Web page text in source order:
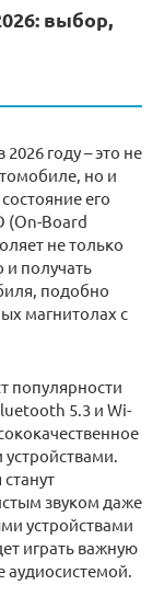
выбор,
году – это не
но и
его
(On-Board
не только
и получать
подобно
магнитолах с
популярности
5.3 и Wi-
звуком даже
устройствами
играть важную
аудиосистемой.